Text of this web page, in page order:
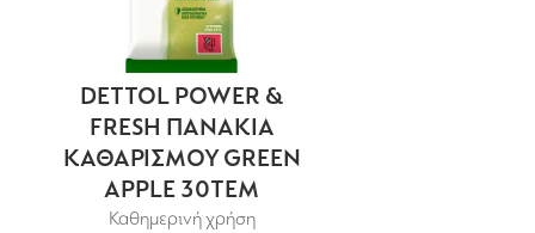
DETTOL POWER &
FRESH ΠΑΝΑΚΙΑ
ΚΑΘΑΡΙΣΜΟΥ GREEN
APPLE 30ΤΕΜ
Καθημερινή χρήση